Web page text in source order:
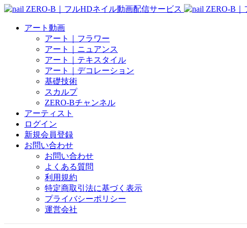
アート動画
アート｜フラワー
アート｜ニュアンス
アート｜テキスタイル
アート｜デコレーション
基礎技術
スカルプ
ZERO-Bチャンネル
アーティスト
ログイン
新規会員登録
お問い合わせ
お問い合わせ
よくある質問
利用規約
特定商取引法に基づく表示
プライバシーポリシー
運営会社